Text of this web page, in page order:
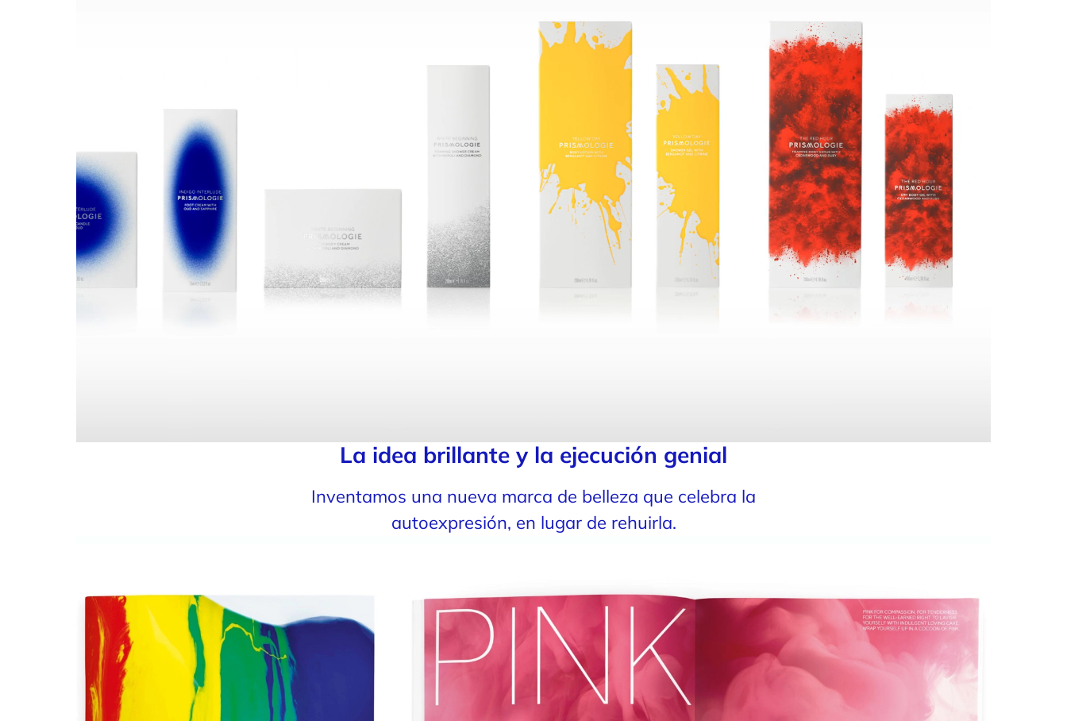
La idea brillante y la ejecución genial
Inventamos una nueva marca de belleza que celebra la
autoexpresión, en lugar de rehuirla.